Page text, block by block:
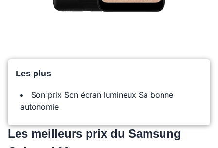
Les plus
Son prix Son écran lumineux Sa bonne
autonomie
Les meilleurs prix du Samsung